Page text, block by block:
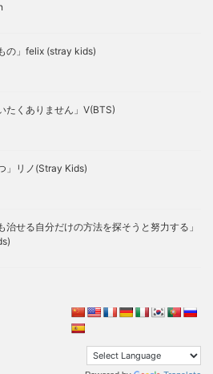
の」felix (stray kids)
たくありません」V(BTS)
」リノ(Stray Kids)
治せる自分だけの方法を探そうと努力する」